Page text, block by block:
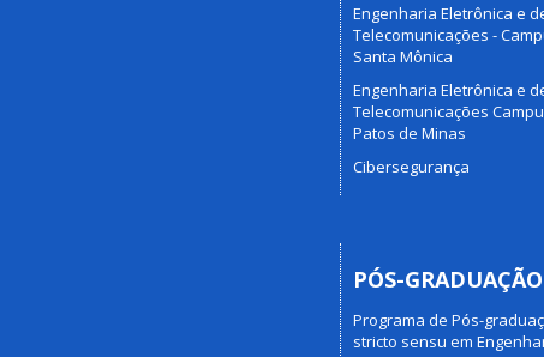
Engenharia Eletrônica e
Telecomunicações -
Santa Mônica
Engenharia Eletrônica e
Telecomunicações
Patos de Minas
Cibersegurança
PÓS-GRADUAÇÃO
Programa de Pós-
stricto sensu em